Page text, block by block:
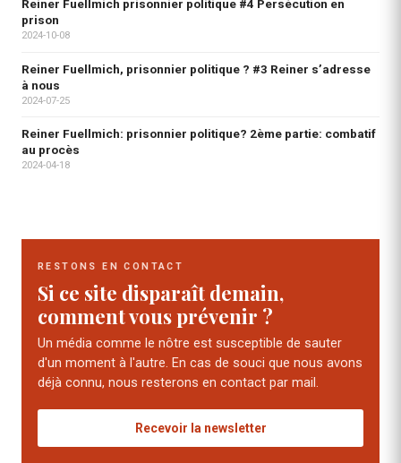
Reiner Fuellmich prisonnier politique #4 Persécution en
prison
2024-10-08
Reiner Fuellmich, prisonnier politique ? #3 Reiner s’adresse
à nous
2024-07-25
Reiner Fuellmich: prisonnier politique? 2ème partie: combatif
au procès
2024-04-18
RESTONS EN CONTACT
Si ce site disparaît demain,
comment vous prévenir ?
Un média comme le nôtre est susceptible de sauter
d'un moment à l'autre. En cas de souci que nous avons
déjà connu, nous resterons en contact par mail.
Recevoir la newsletter